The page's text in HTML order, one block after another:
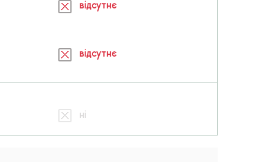
відсутнє
відсутнє
ні